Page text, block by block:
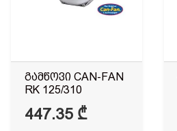
გამწოვი CAN-FAN
RK 125/310
447.35 ₾